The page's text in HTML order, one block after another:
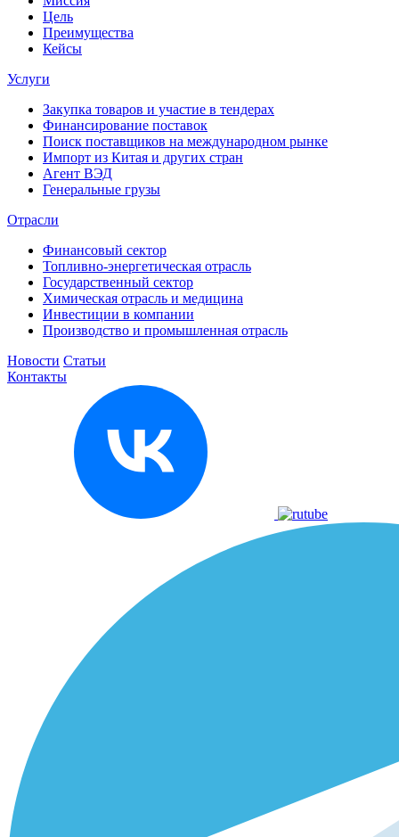
Цель
Преимущества
Кейсы
Услуги
Закупка товаров и участие в тендерах
Финансирование поставок
Поиск поставщиков на международном рынке
Импорт из Китая и других стран
Агент ВЭД
Генеральные грузы
Отрасли
Финансовый сектор
Топливно-энергетическая отрасль
Государственный сектор
Химическая отрасль и медицина
Инвестиции в компании
Производство и промышленная отрасль
Новости Статьи
Контакты